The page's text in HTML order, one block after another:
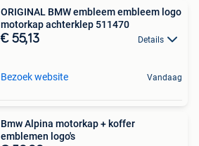
ORIGINAL BMW embleem embleem logo
motorkap achterklep 511470
€ 55,13 Details
Bezoek website Vandaag
Bmw Alpina motorkap + koffer
emblemen logo's